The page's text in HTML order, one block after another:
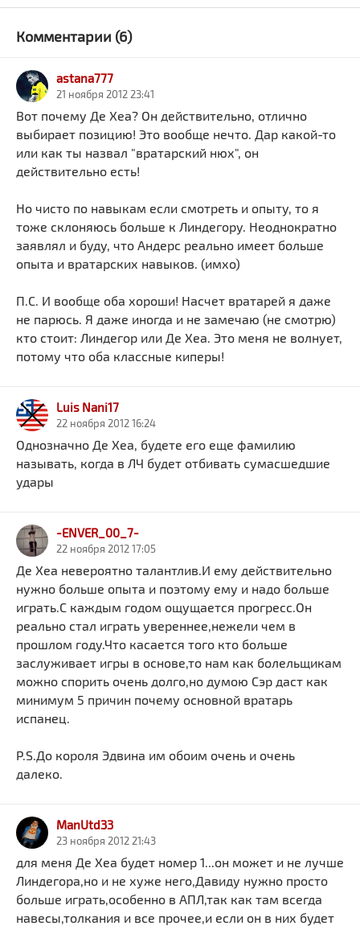
Комментарии (6)
astana777
21 ноября 2012 23:41
Вот почему Де Хеа? Он действительно, отлично
выбирает позицию! Это вообще нечто. Дар какой-то
или как ты назвал "вратарский нюх", он
действительно есть!
Но чисто по навыкам если смотреть и опыту, то я
тоже склоняюсь больше к Линдегору. Неоднократно
заявлял и буду, что Андерс реально имеет больше
опыта и вратарских навыков. (имхо)
П.С. И вообще оба хороши! Насчет вратарей я даже
не парюсь. Я даже иногда и не замечаю (не смотрю)
кто стоит: Линдегор или Де Хеа. Это меня не волнует,
потому что оба классные киперы!
Luis Nani17
22 ноября 2012 16:24
Однозначно Де Хеа, будете его еще фамилию
называть, когда в ЛЧ будет отбивать сумасшедшие
удары
-ENVER_00_7-
22 ноября 2012 17:05
Де Хеа невероятно талантлив.И ему действительно
нужно больше опыта и поэтому ему и надо больше
играть.С каждым годом ощущается прогресс.Он
реально стал играть увереннее,нежели чем в
прошлом году.Что касается того кто больше
заслуживает игры в основе,то нам как болельщикам
можно спорить очень долго,но думою Сэр даст как
минимум 5 причин почему основной вратарь
испанец.
P.S.До короля Эдвина им обоим очень и очень
далеко.
ManUtd33
23 ноября 2012 21:43
для меня Де Хеа будет номер 1...он может и не лучше
Линдегора,но и не хуже него,Давиду нужно просто
больше играть,особенно в АПЛ,так как там всегда
навесы,толкания и все прочее,и если он в них будет